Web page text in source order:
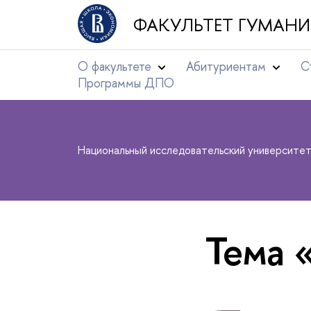
ФАКУЛЬТЕТ
О факультете Абитуриентам
Программы ДПО
Национальный исследовательский
Тема